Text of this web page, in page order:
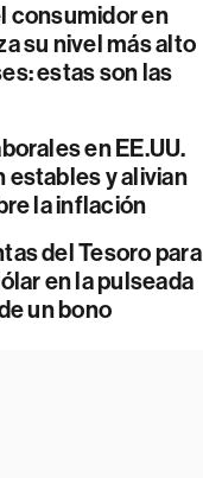
consumidor en
su nivel más alto
estas son las
en EE.UU.
estables y alivian
la inflación
del Tesoro para
en la pulseada
un bono